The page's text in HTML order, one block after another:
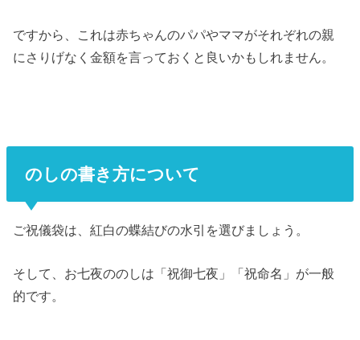
ですから、これは赤ちゃんのパパやママがそれぞれの親
にさりげなく金額を言っておくと良いかもしれません。
のしの書き方について
ご祝儀袋は、紅白の蝶結びの水引を選びましょう。
そして、お七夜ののしは「祝御七夜」「祝命名」が一般
的です。